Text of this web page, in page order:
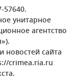
57640.
унитарное
агентство
сайта
crimea.ria.ru